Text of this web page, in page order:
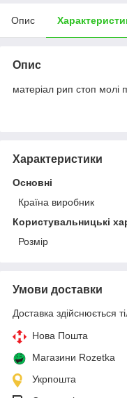
Опис
Опис
матеріал рип стоп молі
Характеристики
Основні
Країна виробник
Користувальницькі
Розмір
Умови доставки
Доставка здійснюється
Нова Пошта
Магазини Rozetka
Укрпошта